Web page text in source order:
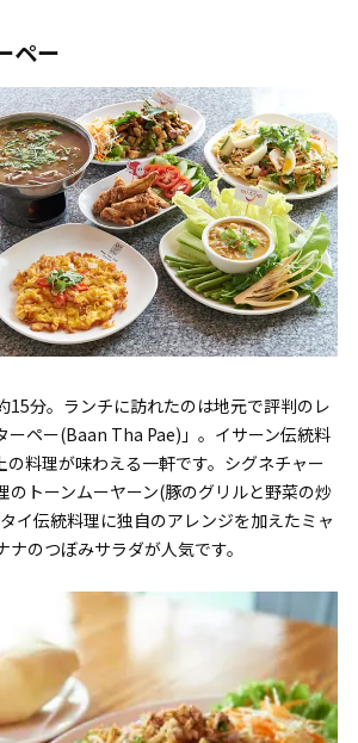
ペー
15分。ランチに訪れたのは地元で評判のレ
ーペー(Baan Tha Pae)」。イサーン伝統料
の料理が味わえる一軒です。シグネチャー
のトーンムーヤーン(豚のグリルと野菜の炒
イ伝統料理に独自のアレンジを加えたミャ
のつぼみサラダが人気です。